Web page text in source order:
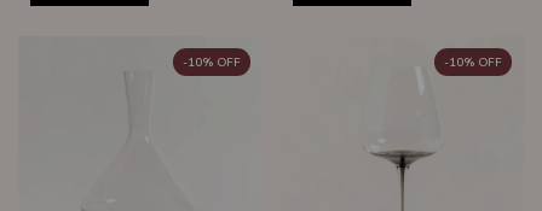
-10% OFF -10% OFF